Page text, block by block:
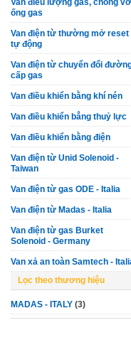
Van điều lượng gas, chống vỡ
ống gas
Van điện từ thường mở reset
tự động
Van điện từ chuyển đổi
cấp gas
Van điều khiển bằng khí nén
Van điều khiển bẳng thuỷ lực
Van điều khiển bằng điện
Van điện từ Unid Solenoid -
Taiwan
Van điện từ gas ODE - Italia
Van điện từ Madas - Italia
Van điện từ gas Burket
Solenoid - Germany
Van xả an toàn Samtech -
Lọc theo thương hiệu
MADAS - ITALY (3)